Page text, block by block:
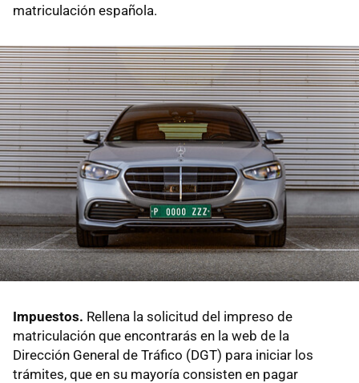
matriculación española.
Impuestos. Rellena la solicitud del impreso de
matriculación que encontrarás en la web de la
Dirección General de Tráfico (DGT) para iniciar los
trámites, que en su mayoría consisten en pagar